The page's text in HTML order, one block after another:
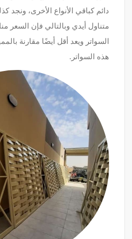
دائم كباقي الأنواع الأخرى، ونجد
متناول أيدي وبالتالي فإن السعر
السواتر ويعد أقل أيضًا مقارنة
هذه السواتر.